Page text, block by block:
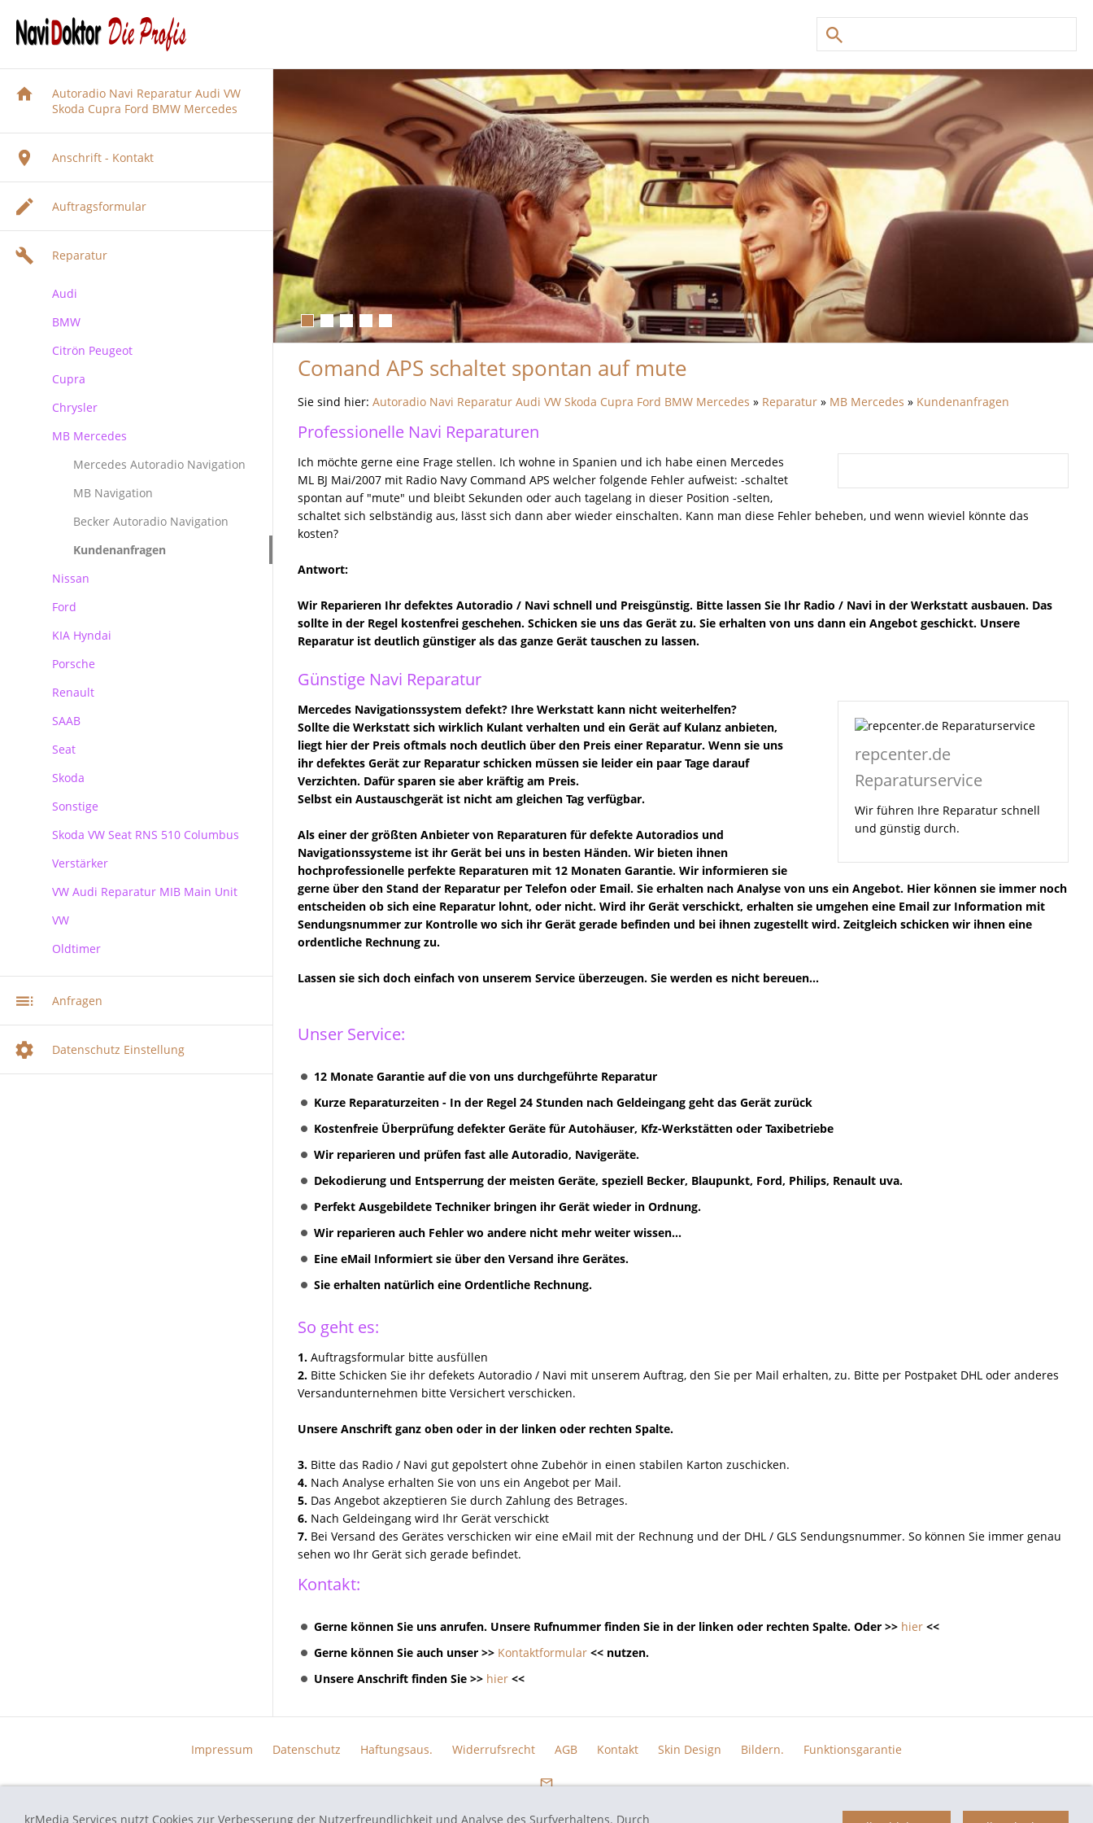
Autoradio Navi Reparatur Audi VW
Skoda Cupra Ford BMW Mercedes
Anschrift - Kontakt
Auftragsformular
Reparatur
Audi
Audi Navigation Autoradio
BMW
BMW Navi Reparatur
BMW Becker CCC Navirechner
Citrön Peugeot
Cupra
Chrysler
MB Mercedes
Mercedes Autoradio Navigation
MB Navigation
Becker Autoradio Navigation
Kundenanfragen
Nissan
Ford
Ford Blaupunkt Bosch FX
Ford Blaupunkt Bosch NX
Ford Blaupunkt Bosch MCA NX
KIA Hyndai
Porsche
Porsche PCM Premium Reparatur
Renault
SAAB
Seat
Skoda
Skoda
Sonstige
Skoda VW Seat RNS 510 Columbus
RNS 510 Columbus Reparatur
Verstärker
VW Audi Reparatur MIB Main Unit
VW
VW Audi Skoda MIB Infotainment
Multimediasystem RNS 510
Oldtimer
Anfragen
Datenschutz Einstellung
Comand APS schaltet spontan auf mute
Sie sind hier: Autoradio Navi Reparatur Audi VW Skoda Cupra Ford BMW Mercedes » Reparatur » MB Mercedes » Kundenanfragen
Professionelle Navi Reparaturen
Ich möchte gerne eine Frage stellen. Ich wohne in Spanien und ich habe einen Mercedes
ML BJ Mai/2007 mit Radio Navy Command APS welcher folgende Fehler aufweist: -schaltet
spontan auf "mute" und bleibt Sekunden oder auch tagelang in dieser Position -selten,
schaltet sich selbständig aus, lässt sich dann aber wieder einschalten. Kann man diese Fehler beheben, und wenn wieviel könnte das
kosten?
Antwort:
Wir Reparieren Ihr defektes Autoradio / Navi schnell und Preisgünstig. Bitte lassen Sie Ihr Radio / Navi in der Werkstatt ausbauen. Das
sollte in der Regel kostenfrei geschehen. Schicken sie uns das Gerät zu. Sie erhalten von uns dann ein Angebot geschickt. Unsere
Reparatur ist deutlich günstiger als das ganze Gerät tauschen zu lassen.
Günstige Navi Reparatur
repcenter.de
Reparaturservice
Wir führen Ihre Reparatur schnell
und günstig durch.
Mercedes Navigationssystem defekt? Ihre Werkstatt kann nicht weiterhelfen?
Sollte die Werkstatt sich wirklich Kulant verhalten und ein Gerät auf Kulanz anbieten,
liegt hier der Preis oftmals noch deutlich über den Preis einer Reparatur. Wenn sie uns
ihr defektes Gerät zur Reparatur schicken müssen sie leider ein paar Tage darauf
Verzichten. Dafür sparen sie aber kräftig am Preis.
Selbst ein Austauschgerät ist nicht am gleichen Tag verfügbar.
Als einer der größten Anbieter von Reparaturen für defekte Autoradios und
Navigationssysteme ist ihr Gerät bei uns in besten Händen. Wir bieten ihnen
hochprofessionelle perfekte Reparaturen mit 12 Monaten Garantie. Wir informieren sie
gerne über den Stand der Reparatur per Telefon oder Email. Sie erhalten nach Analyse von uns ein Angebot. Hier können sie immer noch
entscheiden ob sich eine Reparatur lohnt, oder nicht. Wird ihr Gerät verschickt, erhalten sie umgehen eine Email zur Information mit
Sendungsnummer zur Kontrolle wo sich ihr Gerät gerade befinden und bei ihnen zugestellt wird. Zeitgleich schicken wir ihnen eine
ordentliche Rechnung zu.
Lassen sie sich doch einfach von unserem Service überzeugen. Sie werden es nicht bereuen...
Unser Service:
12 Monate Garantie auf die von uns durchgeführte Reparatur
Kurze Reparaturzeiten - In der Regel 24 Stunden nach Geldeingang geht das Gerät zurück
Kostenfreie Überprüfung defekter Geräte für Autohäuser, Kfz-Werkstätten oder Taxibetriebe
Wir reparieren und prüfen fast alle Autoradio, Navigeräte.
Dekodierung und Entsperrung der meisten Geräte, speziell Becker, Blaupunkt, Ford, Philips, Renault uva.
Perfekt Ausgebildete Techniker bringen ihr Gerät wieder in Ordnung.
Wir reparieren auch Fehler wo andere nicht mehr weiter wissen...
Eine eMail Informiert sie über den Versand ihre Gerätes.
Sie erhalten natürlich eine Ordentliche Rechnung.
So geht es:
1. Auftragsformular bitte ausfüllen
2. Bitte Schicken Sie ihr defekets Autoradio / Navi mit unserem Auftrag, den Sie per Mail erhalten, zu. Bitte per Postpaket DHL oder anderes
Versandunternehmen bitte Versichert verschicken.
Unsere Anschrift ganz oben oder in der linken oder rechten Spalte.
3. Bitte das Radio / Navi gut gepolstert ohne Zubehör in einen stabilen Karton zuschicken.
4. Nach Analyse erhalten Sie von uns ein Angebot per Mail.
5. Das Angebot akzeptieren Sie durch Zahlung des Betrages.
6. Nach Geldeingang wird Ihr Gerät verschickt
7. Bei Versand des Gerätes verschicken wir eine eMail mit der Rechnung und der DHL / GLS Sendungsnummer. So können Sie immer genau
sehen wo Ihr Gerät sich gerade befindet.
Kontakt:
Gerne können Sie uns anrufen. Unsere Rufnummer finden Sie in der linken oder rechten Spalte. Oder >> hier <<
Gerne können Sie auch unser >> Kontaktformular << nutzen.
Unsere Anschrift finden Sie >> hier <<
Impressum Datenschutz Haftungsaus. Widerrufsrecht AGB Kontakt Skin Design Bildern. Funktionsgarantie
krMedia Services nutzt Cookies zur Verbesserung der Nutzerfreundlichkeit und Analyse des Surfverhaltens. Durch